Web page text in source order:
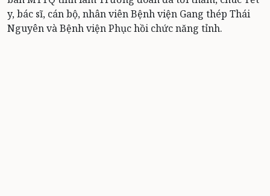
y, bác sĩ, cán bộ, nhân viên Bệnh viện Gang thép Thái
Nguyên và Bệnh viện Phục hồi chức năng tỉnh.